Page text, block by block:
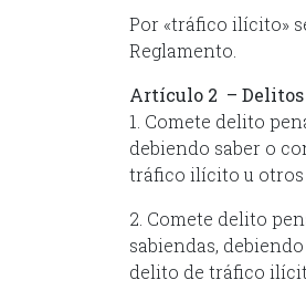
Por «tráfico ilícito»
Artículo 2 – Delitos
1. Comete delito
debiendo saber o
tráfico
2. Comete delito
sabiendas,
delito de